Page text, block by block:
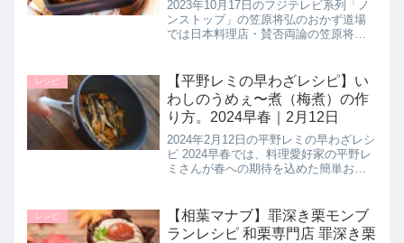
2023年10月17日のフジテレビ系列「ノ
ンストップ」の笠原将弘のおかず道場
では日本料理店・賛否両論の笠原将弘
く紹介します。旬のカブをこんがりと
焼き、ジューシーな豚肉と合わ...
レシピ
【平野レミの早わざレシピ】い
わしのうめぇ〜煮（梅煮）の作
り方。2024早春｜2月12日
2024年2月12日の平野レミの早わざレシ
ピ 2024早春では、料理愛好家の平野レ
ミさんが春への期待を込めた簡単おい
ので詳しく紹介します。これまでに
数々のレシピで世間をざわ...
レシピ
【相葉マナブ】罪深き栗モンブ
ランレシピ 和栗専門店 罪深き栗